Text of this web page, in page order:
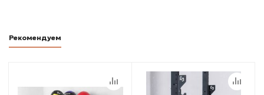
Рекомендуем